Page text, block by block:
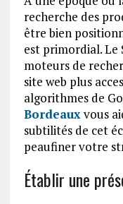
recherche des
être bien
est primordial. Le
moteurs de
site web plus
algorithmes de
Bordeauxvous
subtilités de cet
peaufiner votre
Établir une